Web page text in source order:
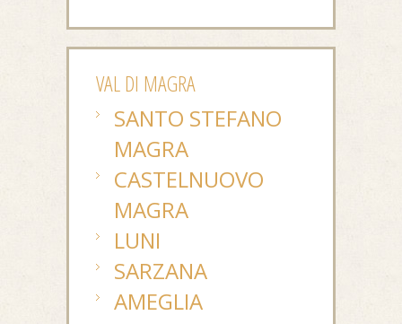
VAL DI MAGRA
SANTO STEFANO
MAGRA
CASTELNUOVO
MAGRA
LUNI
SARZANA
AMEGLIA